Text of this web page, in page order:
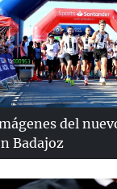
del
Badajoz